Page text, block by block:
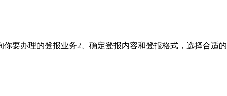
要办理的登报业务2、确定登报内容和登报格式，选择合适